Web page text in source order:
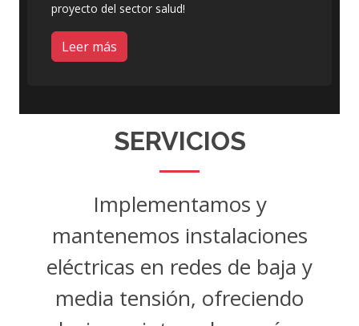
proyecto del sector salud!
Leer más
SERVICIOS
Implementamos y
mantenemos instalaciones
eléctricas en redes de baja y
media tensión, ofreciendo